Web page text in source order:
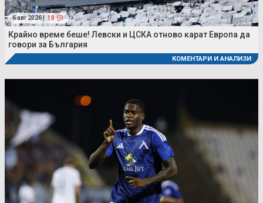
6 авг 2026 | 10
Крайно време беше! Левски и ЦСКА отново карат Европа да
говори за България
КОМЕНТАРИ И АНАЛИЗИ